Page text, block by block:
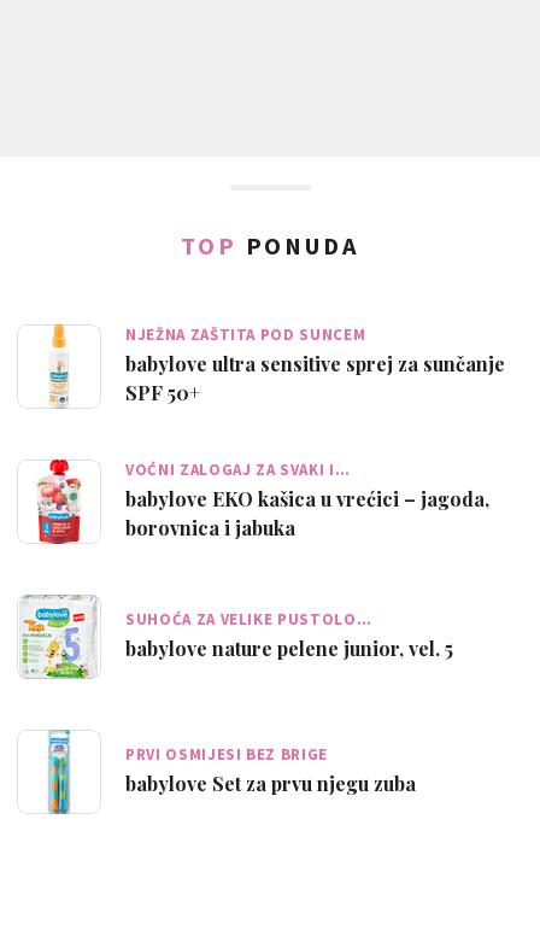
TOP PONUDA
NJEŽNA ZAŠTITA POD SUNCEM
babylove ultra sensitive sprej za sunčanje
SPF 50+
VOĆNI ZALOGAJ ZA SVAKI I…
babylove EKO kašica u vrećici – jagoda,
borovnica i jabuka
SUHOĆA ZA VELIKE PUSTOLO…
babylove nature pelene junior, vel. 5
PRVI OSMIJESI BEZ BRIGE
babylove Set za prvu njegu zuba